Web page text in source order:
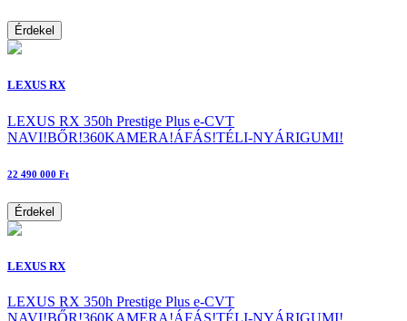
Érdekel
LEXUS RX
LEXUS RX 350h Prestige Plus e-CVT
NAVI!BŐR!360KAMERA!ÁFÁS!TÉLI-NYÁRIGUMI!
22 490 000 Ft
Érdekel
LEXUS RX
LEXUS RX 350h Prestige Plus e-CVT
NAVI!BŐR!360KAMERA!ÁFÁS!TÉLI-NYÁRIGUMI!